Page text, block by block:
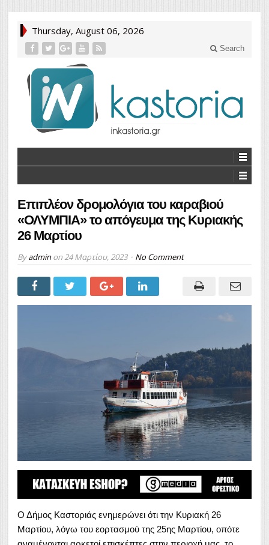
Thursday, August 06, 2026
Search
Επιπλέον δρομολόγια του καραβιού
«ΟΛΥΜΠΙΑ» το απόγευμα της Κυριακής
26 Μαρτίου
Byadminon 24 Μαρτίου, 2023 No Comment
Ο Δήμος Καστοριάς ενημερώνει ότι την Κυριακή 26
Μαρτίου, λόγω του εορτασμού της 25ης Μαρτίου, οπότε